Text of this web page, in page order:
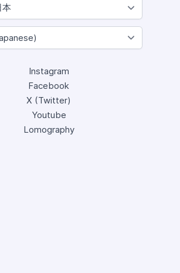
Instagram
Facebook
X (Twitter)
Youtube
Lomography